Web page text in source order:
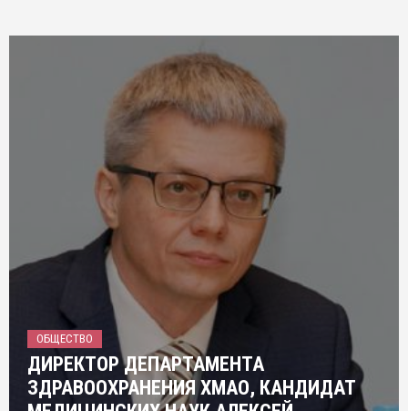
ОБЩЕСТВО
ДИРЕКТОР ДЕПАРТАМЕНТА
ЗДРАВООХРАНЕНИЯ ХМАО, КАНДИДАТ